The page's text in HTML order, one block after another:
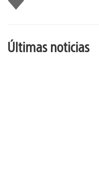
gusta
Últimas noticias